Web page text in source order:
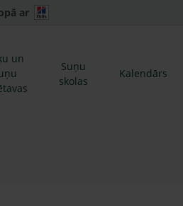
ar
un
Suņu
skolas
Kalendārs